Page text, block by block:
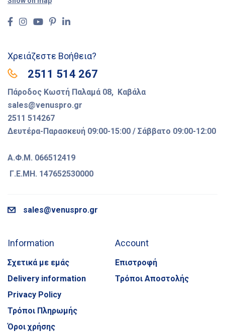
Χρειάζεστε Βοήθεια?
2511 514 267
Πάροδος Κωστή Παλαμά 08, Καβάλα
sales@venuspro.gr
2511 514267
Δευτέρα-Παρασκευή 09:00-15:00 / Σάββατο 09:00-12:00
Α.Φ.Μ. 066512419
Γ.Ε.ΜΗ. 147652530000
sales@venuspro.gr
Information
Σχετικά με εμάς
Delivery information
Privacy Policy
Τρόποι Πληρωμής
Όροι χρήσης
Account
Επιστροφή
Τρόποι Αποστολής